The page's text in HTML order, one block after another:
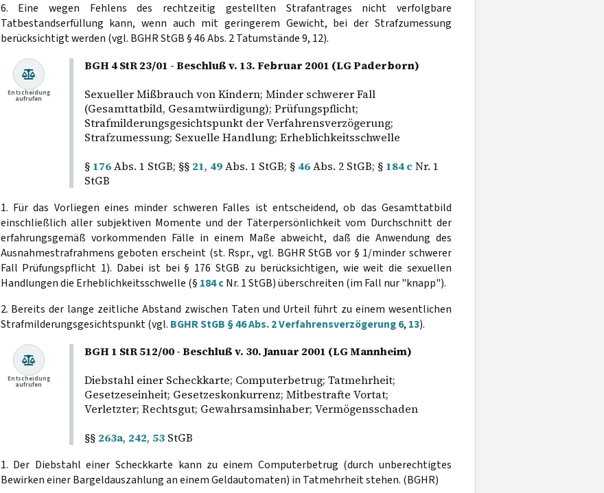
6. Eine wegen Fehlens des rechtzeitig gestellten Strafantrages nicht verfolgbare
Tatbestandserfüllung kann, wenn auch mit geringerem Gewicht, bei der Strafzumessung
berücksichtigt werden (vgl. BGHR StGB § 46 Abs. 2 Tatumstände 9, 12).
BGH 4 StR 23/01 - Beschluß v. 13. Februar 2001 (LG Paderborn)
Sexueller Mißbrauch von Kindern; Minder schwerer Fall
(Gesamttatbild, Gesamtwürdigung); Prüfungspflicht;
Strafmilderungsgesichtspunkt der Verfahrensverzögerung;
Strafzumessung; Sexuelle Handlung; Erheblichkeitsschwelle
§ 176Abs. 1 StGB; §§ 21, 49Abs. 1 StGB; § 46Abs. 2 StGB; § 184 cNr. 1
StGB
Entscheidung
aufrufen
1. Für das Vorliegen eines minder schweren Falles ist entscheidend, ob das Gesamttatbild
einschließlich aller subjektiven Momente und der Täterpersönlichkeit vom Durchschnitt der
erfahrungsgemäß vorkommenden Fälle in einem Maße abweicht, daß die Anwendung des
Ausnahmestrafrahmens geboten erscheint (st. Rspr., vgl. BGHR StGB vor § 1/minder schwerer
Fall Prüfungspflicht 1). Dabei ist bei § 176 StGB zu berücksichtigen, wie weit die sexuellen
Handlungen die Erheblichkeitsschwelle (§ 184 cNr. 1 StGB) überschreiten (im Fall nur "knapp").
2. Bereits der lange zeitliche Abstand zwischen Taten und Urteil führt zu einem wesentlichen
Strafmilderungsgesichtspunkt (vgl. BGHR StGB § 46 Abs. 2 Verfahrensverzögerung 6, 13).
BGH 1 StR 512/00 - Beschluß v. 30. Januar 2001 (LG Mannheim)
Diebstahl einer Scheckkarte; Computerbetrug; Tatmehrheit;
Gesetzeseinheit; Gesetzeskonkurrenz; Mitbestrafte Vortat;
Verletzter; Rechtsgut; Gewahrsamsinhaber; Vermögensschaden
§§ 263a, 242, 53StGB
Entscheidung
aufrufen
1. Der Diebstahl einer Scheckkarte kann zu einem Computerbetrug (durch unberechtigtes
Bewirken einer Bargeldauszahlung an einem Geldautomaten) in Tatmehrheit stehen. (BGHR)